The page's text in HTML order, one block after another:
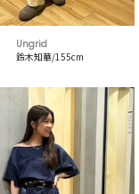
Ungrid
鈴木知華/155cm